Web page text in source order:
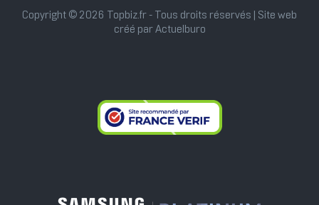
Copyright © 2026 Topbiz.fr - Tous droits réservés | Site web
créé par Actuelburo